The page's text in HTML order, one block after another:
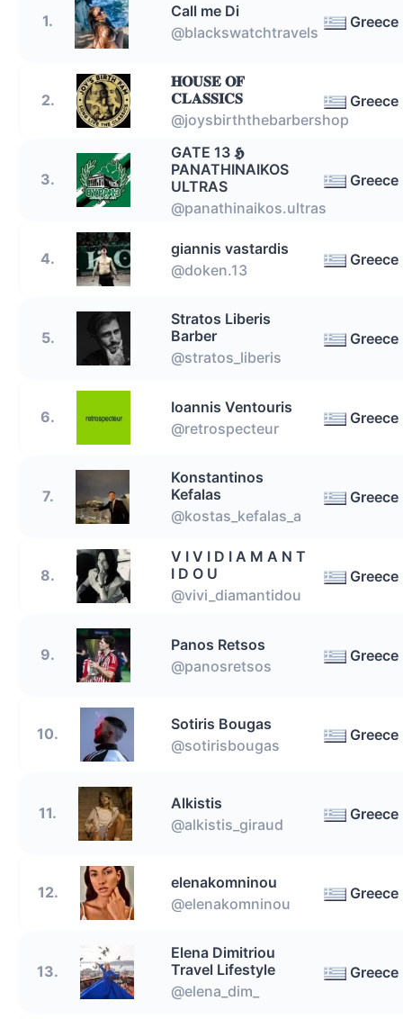
1.
Call me Di
@blackswatchtravels
Greece
2.
𝐇𝐎𝐔𝐒𝐄 𝐎𝐅
𝐂𝐋𝐀𝐒𝐒𝐈𝐂𝐒
@joysbirththebarbershop
Greece
3.
GATE 13 𝕳
PANATHINAIKOS
ULTRAS
@panathinaikos.ultras
Greece
4.
giannis vastardis
@doken.13
Greece
5.
Stratos Liberis
Barber
@stratos_liberis
Greece
6.
Ioannis Ventouris
@retrospecteur
Greece
7.
Konstantinos
Kefalas
@kostas_kefalas_a
Greece
8.
V I V I D I A M A N T
I D O U
@vivi_diamantidou
Greece
9.
Panos Retsos
@panosretsos
Greece
10.
Sotiris Bougas
@sotirisbougas
Greece
11.
Alkistis
@alkistis_giraud
Greece
12.
elenakomninou
@elenakomninou
Greece
13.
Elena Dimitriou
Travel Lifestyle
@elena_dim_
Greece